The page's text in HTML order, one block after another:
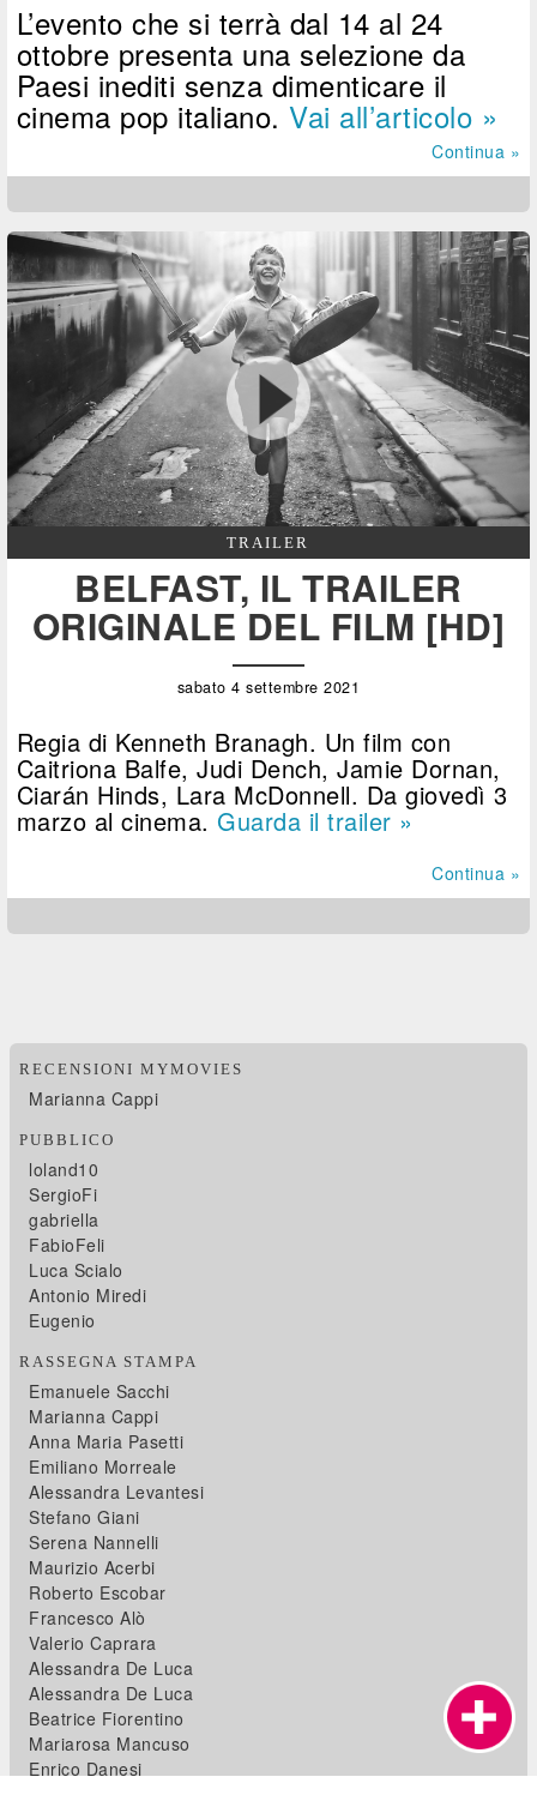
L’evento che si terrà dal 14 al 24
ottobre presenta una selezione da
Paesi inediti senza dimenticare il
cinema pop italiano.Vai all’articolo »
Continua »
TRAILER
BELFAST, IL TRAILER
ORIGINALE DEL FILM [HD]
sabato 4 settembre 2021
Regia di Kenneth Branagh. Un film con
Caitriona Balfe, Judi Dench, Jamie Dornan,
Ciarán Hinds, Lara McDonnell. Da giovedì 3
marzo al cinema. Guarda il trailer »
Continua »
RECENSIONI MYMOVIES
Marianna Cappi
PUBBLICO
loland10
SergioFi
gabriella
FabioFeli
Luca Scialo
Antonio Miredi
Eugenio
RASSEGNA STAMPA
Emanuele Sacchi
Marianna Cappi
Anna Maria Pasetti
Emiliano Morreale
Alessandra Levantesi
Stefano Giani
Serena Nannelli
Maurizio Acerbi
Roberto Escobar
Francesco Alò
Valerio Caprara
Alessandra De Luca
Alessandra De Luca
Beatrice Fiorentino
Mariarosa Mancuso
Enrico Danesi